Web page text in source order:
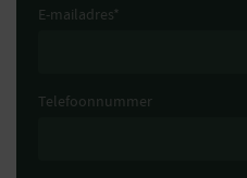
E-mailadres*
Telefoonnummer